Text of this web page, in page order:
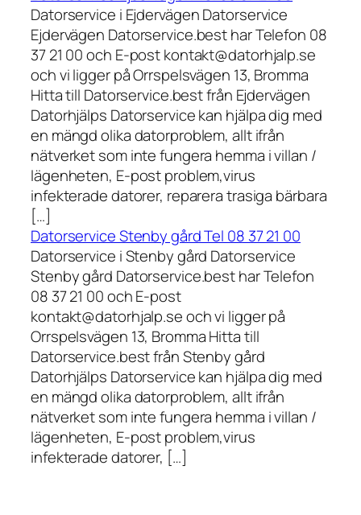
Datorservice i Ejdervägen Datorservice
Ejdervägen Datorservice.best har Telefon 08
37 21 00 och E-post kontakt@datorhjalp.se
och vi ligger på Orrspelsvägen 13, Bromma
Hitta till Datorservice.best från Ejdervägen
Datorhjälps Datorservice kan hjälpa dig med
en mängd olika datorproblem, allt ifrån
nätverket som inte fungera hemma i villan /
lägenheten, E-post problem,virus
infekterade datorer, reparera trasiga bärbara
[…]
Datorservice Stenby gård Tel 08 37 21 00
Datorservice i Stenby gård Datorservice
Stenby gård Datorservice.best har Telefon
08 37 21 00 och E-post
kontakt@datorhjalp.se och vi ligger på
Orrspelsvägen 13, Bromma Hitta till
Datorservice.best från Stenby gård
Datorhjälps Datorservice kan hjälpa dig med
en mängd olika datorproblem, allt ifrån
nätverket som inte fungera hemma i villan /
lägenheten, E-post problem,virus
infekterade datorer, […]